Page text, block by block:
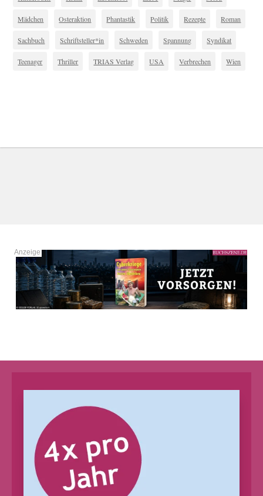
Mädchen Osteraktion Phantastik Politik Rezepte Roman
Sachbuch Schriftsteller*in Schweden Spannung Syndikat
Teenager Thriller TRIAS Verlag USA Verbrechen Wien